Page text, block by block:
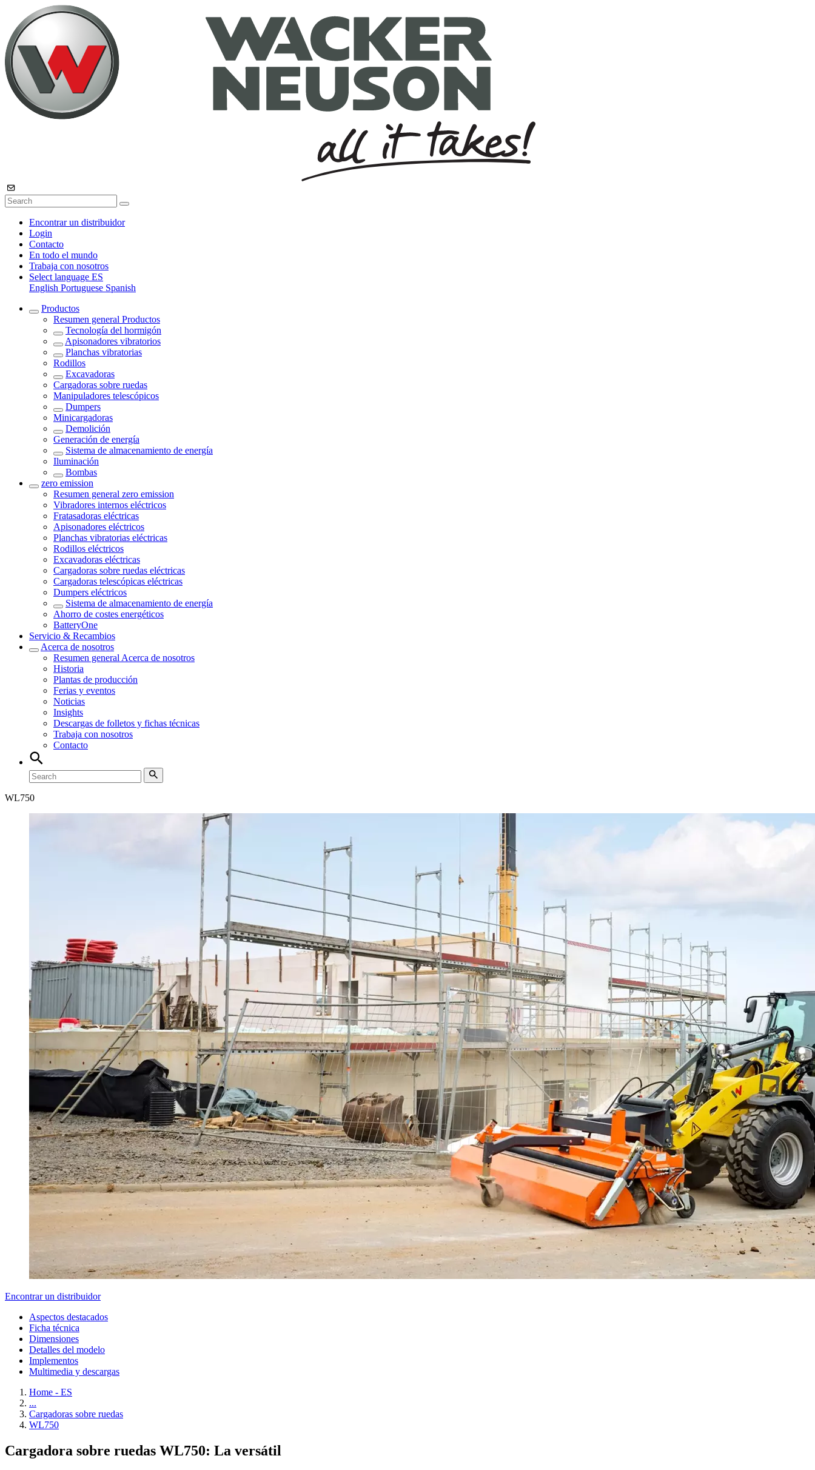
Encontrar un distribuidor
Login
Contacto
En todo el mundo
Trabaja con nosotros
Select language ES
English Portuguese Spanish
Productos
Resumen general Productos
Tecnología del hormigón
Apisonadores vibratorios
Planchas vibratorias
Rodillos
Excavadoras
Cargadoras sobre ruedas
Manipuladores telescópicos
Dumpers
Minicargadoras
Demolición
Generación de energía
Sistema de almacenamiento de energía
Iluminación
Bombas
zero emission
Resumen general zero emission
Vibradores internos eléctricos
Fratasadoras eléctricas
Apisonadores eléctricos
Planchas vibratorias eléctricas
Rodillos eléctricos
Excavadoras eléctricas
Cargadoras sobre ruedas eléctricas
Cargadoras telescópicas eléctricas
Dumpers eléctricos
Sistema de almacenamiento de energía
Ahorro de costes energéticos
BatteryOne
Servicio & Recambios
Acerca de nosotros
Resumen general Acerca de nosotros
Historia
Plantas de producción
Ferias y eventos
Noticias
Insights
Descargas de folletos y fichas técnicas
Trabaja con nosotros
Contacto
WL750
Encontrar un distribuidor
Aspectos destacados
Ficha técnica
Dimensiones
Detalles del modelo
Implementos
Multimedia y descargas
Home - ES
...
Cargadoras sobre ruedas
WL750
Cargadora sobre ruedas WL750: La versátil